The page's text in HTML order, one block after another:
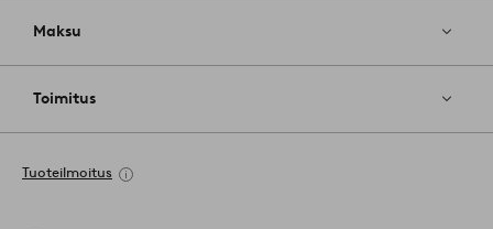
Maksu
Toimitus
Tuoteilmoitus